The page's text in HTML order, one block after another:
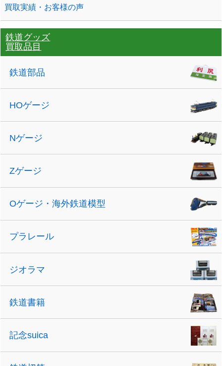
買取実績・お客様の声
鉄道グッズ
買取品目
鉄道部品
HOゲージ
Nゲージ
Zゲージ
Oゲージ・海外鉄道模型
プラレール
ジオラマ
鉄道書籍
記念suica